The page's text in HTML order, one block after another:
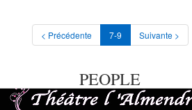
< Précédente 7-9 Suivante >
PEOPLE